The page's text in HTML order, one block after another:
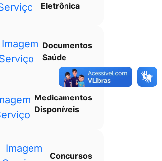
Eletrônica
Documentos
Saúde
Medicamentos
Disponíveis
Concursos